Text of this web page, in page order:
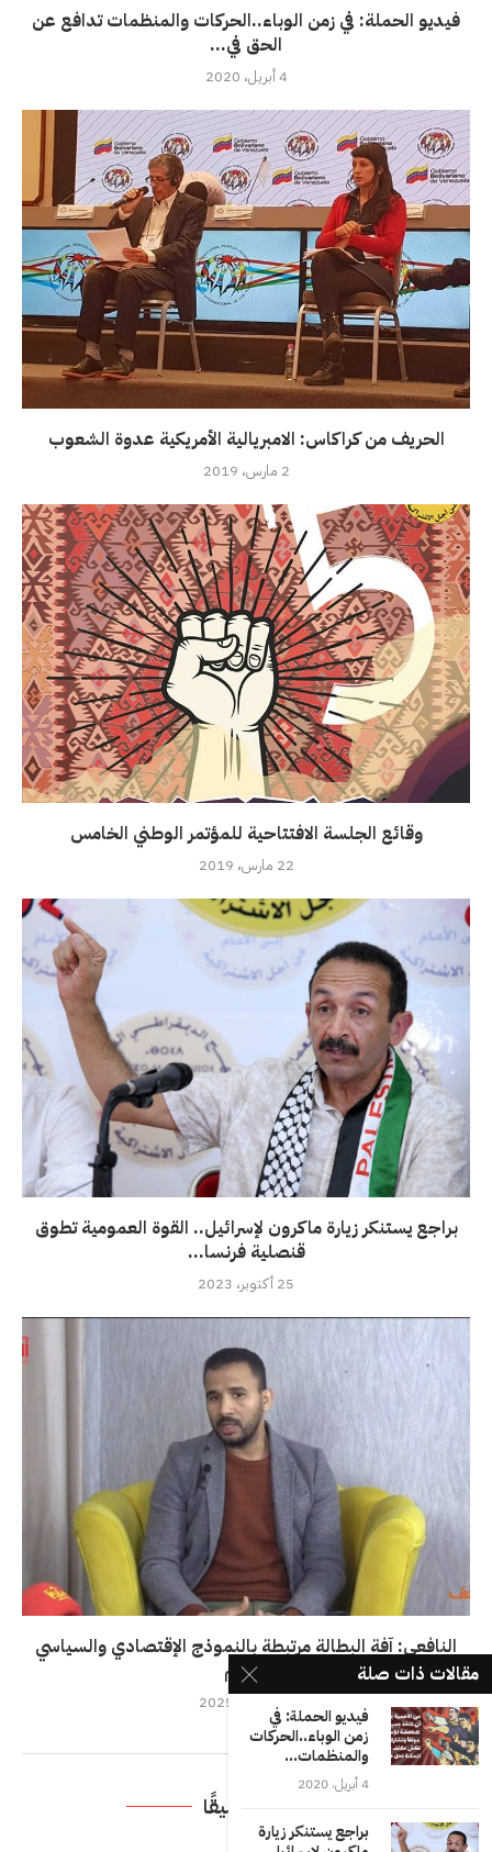
فيديو الحملة: في زمن الوباء..الحركات والمنظمات تدافع عن
الحق في...
4 أبريل، 2020
الحريف من كراكاس: الامبريالية الأمريكية عدوة الشعوب
2 مارس، 2019
وقائع الجلسة الافتتاحية للمؤتمر الوطني الخامس
22 مارس، 2019
براجع يستنكر زيارة ماكرون لإسرائيل.. القوة العمومية تطوق
قنصلية فرنسا...
25 أكتوبر، 2023
النافعي: آفة البطالة مرتبطة بالنموذج الإقتصادي والسياسي
القائم
27 مارس، 2025
اترك تعليقًا
مقالات ذات صلة
فيديو الحملة: في
زمن الوباء..الحركات
والمنظمات...
4 أبريل، 2020
براجع يستنكر زيارة